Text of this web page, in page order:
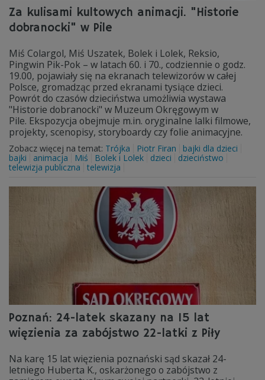
Za kulisami kultowych animacji. "Historie
dobranocki" w Pile
Miś Colargol, Miś Uszatek, Bolek i Lolek, Reksio,
Pingwin Pik-Pok – w latach 60. i 70., codziennie o godz.
19.00, pojawiały się na ekranach telewizorów w całej
Polsce, gromadząc przed ekranami tysiące dzieci.
Powrót do czasów dzieciństwa umożliwia wystawa
"Historie dobranocki" w Muzeum Okręgowym w
Pile. Ekspozycja obejmuje m.in. oryginalne lalki filmowe,
projekty, scenopisy, storyboardy czy folie animacyjne.
Zobacz więcej na temat: Trójka Piotr Firan
bajki dla dzieci
bajki
animacja Miś Bolek i Lolek dzieci
dzieciństwo
telewizja publiczna
telewizja
Poznań: 24-latek skazany na 15 lat
więzienia za zabójstwo 22-latki z Piły
Na karę 15 lat więzienia poznański sąd skazał 24-
letniego Huberta K., oskarżonego o zabójstwo z